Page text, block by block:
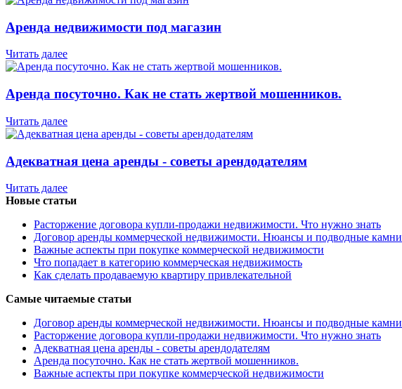
Аренда недвижимости под магазин
Читать далее
Аренда посуточно. Как не стать жертвой мошенников.
Читать далее
Адекватная цена аренды - советы арендодателям
Читать далее
Новые статьи
Расторжение договора купли-продажи недвижимости. Что нужно знать
Договор аренды коммерческой недвижимости. Нюансы и подводные камни
Важные аспекты при покупке коммерческой недвижимости
Что попадает в категорию коммерческая недвижимость
Как сделать продаваемую квартиру привлекательной
Самые читаемые статьи
Договор аренды коммерческой недвижимости. Нюансы и подводные камни
Расторжение договора купли-продажи недвижимости. Что нужно знать
Адекватная цена аренды - советы арендодателям
Аренда посуточно. Как не стать жертвой мошенников.
Важные аспекты при покупке коммерческой недвижимости